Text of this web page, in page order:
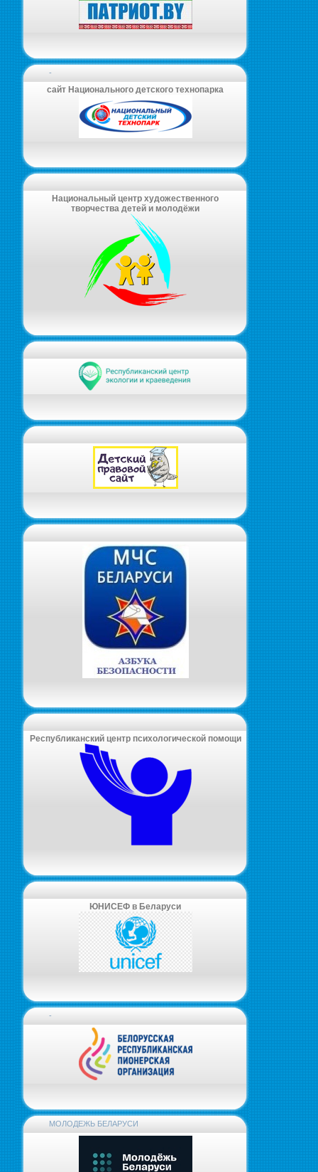
-
сайт Национального детского технопарка
Национальный центр художественного
творчества детей и молодёжи
Республиканский центр психологической помощи
ЮНИСЕФ в Беларуси
-
МОЛОДЕЖЬ БЕЛАРУСИ